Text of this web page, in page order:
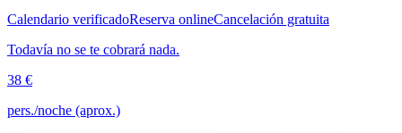
Calendario verificadoReserva onlineCancelación gratuita
Todavía no se te cobrará nada.
38 €
pers./noche (aprox.)